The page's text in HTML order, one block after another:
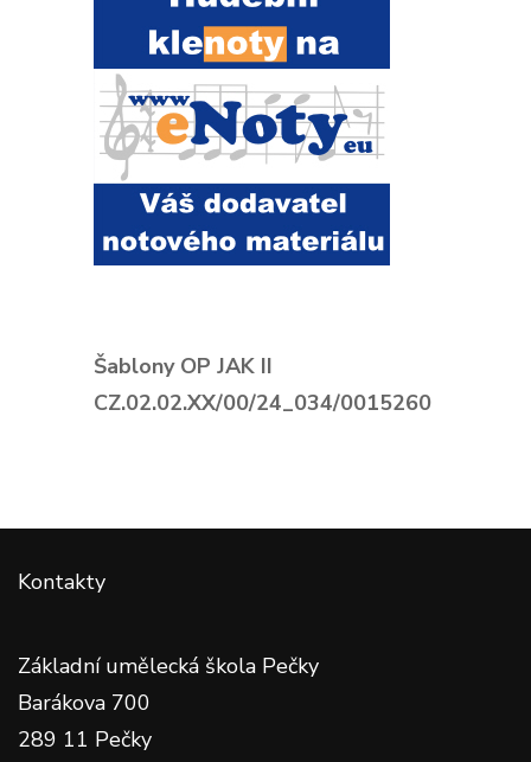
Šablony OP JAK II
CZ.02.02.XX/00/24_034/0015260
Kontakty
Základní umělecká škola Pečky
Barákova 700
289 11 Pečky